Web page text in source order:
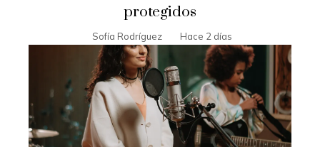
protegidos
Sofía Rodríguez Hace 2 días